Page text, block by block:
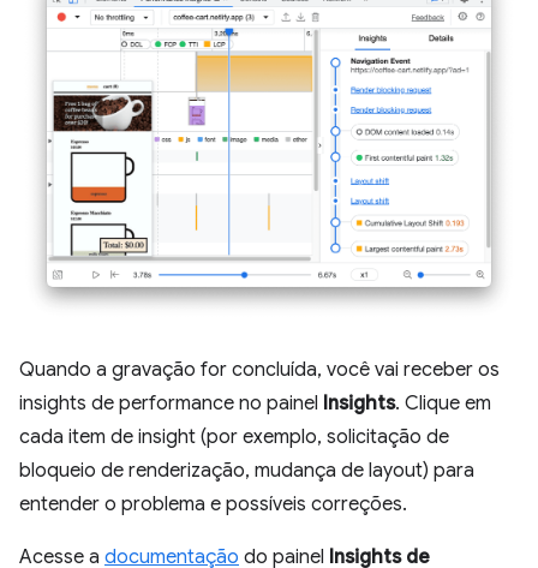
Quando a gravação for concluída, você vai receber os
insights de performance no painel Insights. Clique em
cada item de insight (por exemplo, solicitação de
bloqueio de renderização, mudança de layout) para
entender o problema e possíveis correções.
Acesse a documentação do painel Insights de